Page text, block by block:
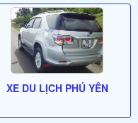
XE DU LỊCH PHÚ YÊN